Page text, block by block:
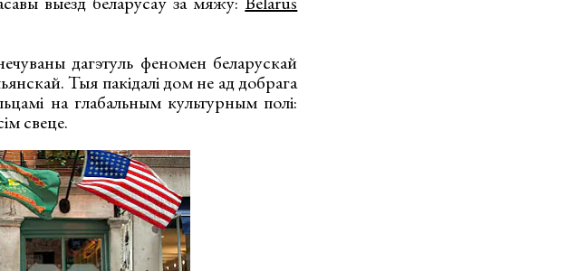
дагэтуль феномен беларускай
Тыя пакідалі дом не ад добрага
на глабальным культурным полі:
свеце.